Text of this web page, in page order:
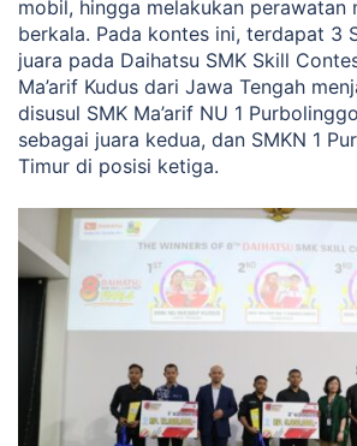
mobil, hingga melakukan perawatan
berkala. Pada kontes ini, terdapat 3
juara pada Daihatsu SMK Skill
Ma’arif Kudus dari Jawa Tengah
disusul SMK Ma’arif NU 1
sebagai juara kedua, dan SMKN 1
Timur di posisi ketiga.